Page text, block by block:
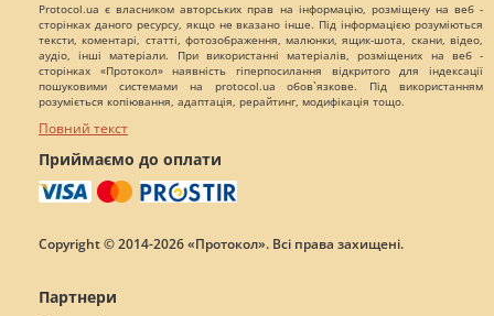
Protocol.ua є власником авторських прав на інформацію, розміщену на веб -
сторінках даного ресурсу, якщо не вказано інше. Під інформацією розуміються
тексти, коментарі, статті, фотозображення, малюнки, ящик-шота, скани, відео,
аудіо, інші матеріали. При використанні матеріалів, розміщених на веб -
сторінках «Протокол» наявність гіперпосилання відкритого для індексації
пошуковими системами на protocol.ua обов`язкове. Під використанням
розуміється копіювання, адаптація, рерайтинг, модифікація тощо.
Повний текст
Приймаємо до оплати
Copyright © 2014-2026 «Протокол». Всі права захищені.
Партнери